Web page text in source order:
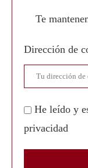
Te
Dirección de
He leído y
privacidad